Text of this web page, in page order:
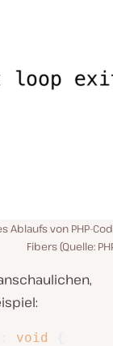
Ablaufs von PHP-
Fibers (Quelle:
void